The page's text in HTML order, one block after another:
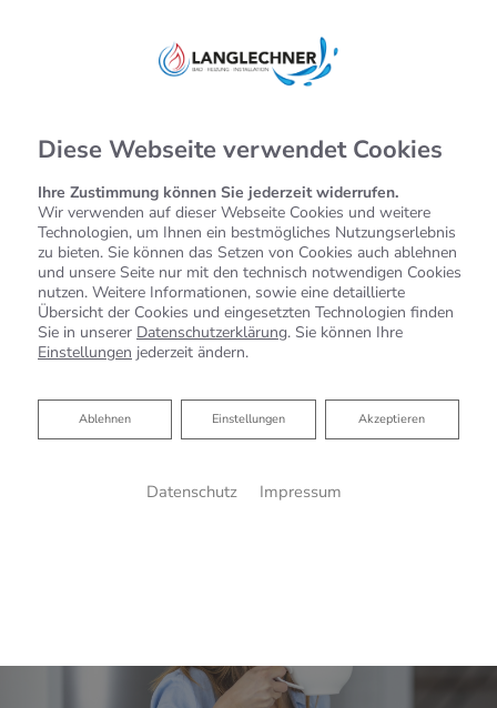
Diese Webseite verwendet Cookies
Ihre Zustimmung können Sie jederzeit widerrufen.
Wir verwenden auf dieser Webseite Cookies und weitere
Technologien, um Ihnen ein bestmögliches Nutzungserlebnis
zu bieten. Sie können das Setzen von Cookies auch ablehnen
und unsere Seite nur mit den technisch notwendigen Cookies
nutzen. Weitere Informationen, sowie eine detaillierte
Übersicht der Cookies und eingesetzten Technologien finden
Sie in unserer Datenschutzerklärung. Sie können Ihre
Einstellungen jederzeit ändern.
Akzeptieren
Einstellungen
Ablehnen
Ablehnen
Datenschutz Impressum